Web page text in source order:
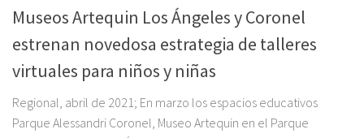
Museos Artequin Los Ángeles y Coronel
estrenan novedosa estrategia de talleres
virtuales para niños y niñas
Regional, abril de 2021; En marzo los espacios educativos
Parque Alessandri Coronel, Museo Artequin en el Parque